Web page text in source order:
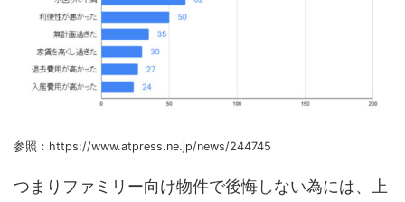
参照：https://www.atpress.ne.jp/news/244745
つまりファミリー向け物件で後悔しない為には、上